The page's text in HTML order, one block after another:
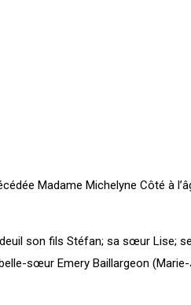
Madame Michelyne Côté à
son fils Stéfan; sa sœur Lise;
sœur Emery Baillargeon